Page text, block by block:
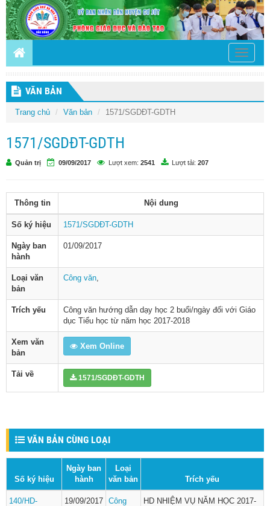
Toggle
VĂN BẢN
Trang chủ Văn bản 1571/SGDĐT-GDTH
1571/SGDĐT-GDTH
Quản trị 09/09/2017 Lượt xem: 2541 Lượt tải: 207
Thông tin Nội dung
Số ký hiệu 1571/SGDĐT-GDTH
Ngày ban
hành
01/09/2017
Loại văn
bản
Công văn
Trích yếu
Công văn hướng dẫn dạy học 2 buổi/ngày đối với Giáo
dục Tiểu học từ năm học 2017-2018
Xem văn
bản
Xem Online
Tải về 1571/SGDĐT-GDTH
VĂN BẢN CÙNG LOẠI
Số ký hiệu
Ngày ban
hành
Loại
văn bản
Trích yếu
140/HD-
19/09/2017 Công
HD NHIỆM VỤ NĂM HỌC 2017-